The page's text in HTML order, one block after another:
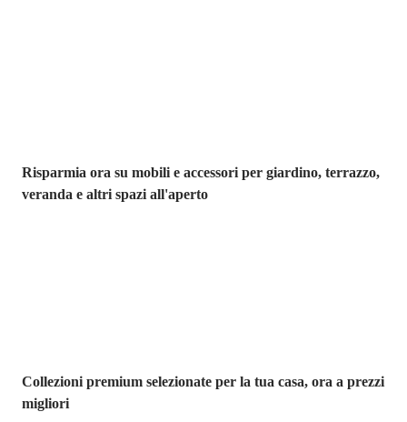
Risparmia ora su mobili e accessori per giardino, terrazzo,
veranda e altri spazi all'aperto
Collezioni premium selezionate per la tua casa, ora a prezzi
migliori